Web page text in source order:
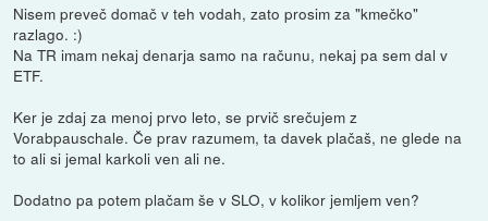
Nisem preveč domač v teh vodah, zato prosim za "kmečko"
razlago. :)
Na TR imam nekaj denarja samo na računu, nekaj pa sem dal v
ETF.
Ker je zdaj za menoj prvo leto, se prvič srečujem z
Vorabpauschale. Če prav razumem, ta davek plačaš, ne glede na
to ali si jemal karkoli ven ali ne.
Dodatno pa potem plačam še v SLO, v kolikor jemljem ven?